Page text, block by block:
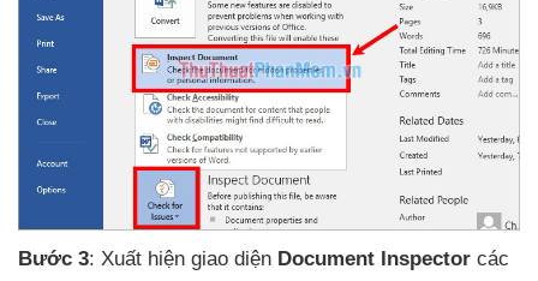
Bước 3: Xuất hiện giao diện Document Inspector các